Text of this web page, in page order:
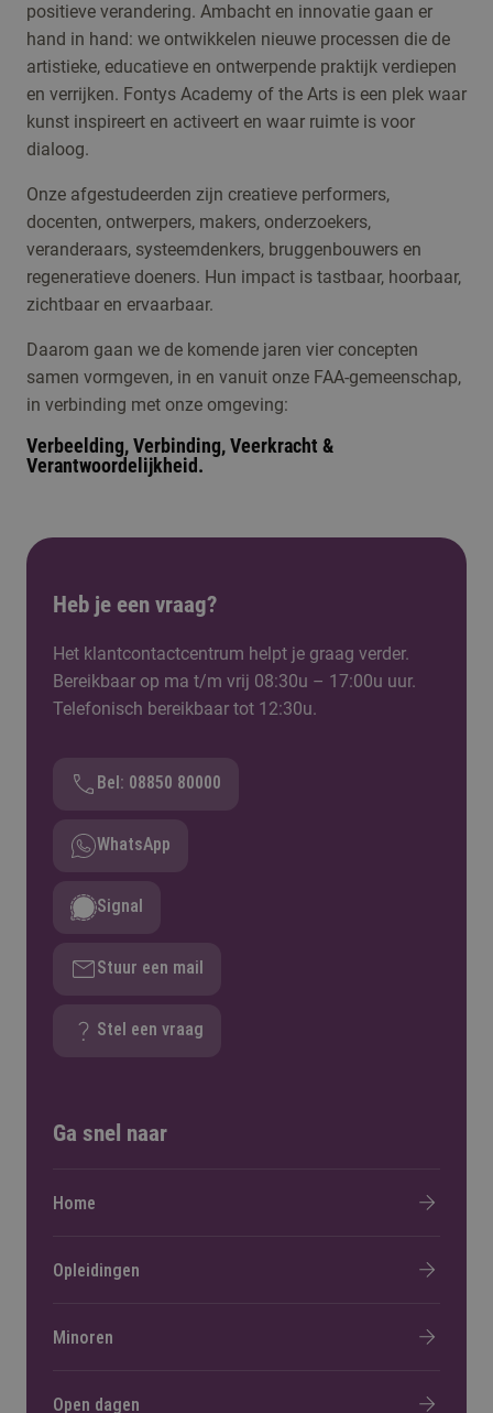
positieve verandering. Ambacht en innovatie gaan er
hand in hand: we ontwikkelen nieuwe processen die de
artistieke, educatieve en ontwerpende praktijk verdiepen
en verrijken. Fontys Academy of the Arts is een plek waar
kunst inspireert en activeert en waar ruimte is voor
dialoog.
Onze afgestudeerden zijn creatieve performers,
docenten, ontwerpers, makers, onderzoekers,
veranderaars, systeemdenkers, bruggenbouwers en
regeneratieve doeners. Hun impact is tastbaar, hoorbaar,
zichtbaar en ervaarbaar.
Daarom gaan we de komende jaren vier concepten
samen vormgeven, in en vanuit onze FAA-gemeenschap,
in verbinding met onze omgeving:
Verbeelding, Verbinding,Veerkracht &
Verantwoordelijkheid.
Heb je een vraag?
Het klantcontactcentrum helpt je graag verder.
Bereikbaar op ma t/m vrij 08:30u – 17:00u uur.
Telefonisch bereikbaar tot 12:30u.
Bel: 08850 80000
WhatsApp
Signal
Stuur een mail
Stel een vraag
Ga snel naar
Home
Opleidingen
Minoren
Open dagen